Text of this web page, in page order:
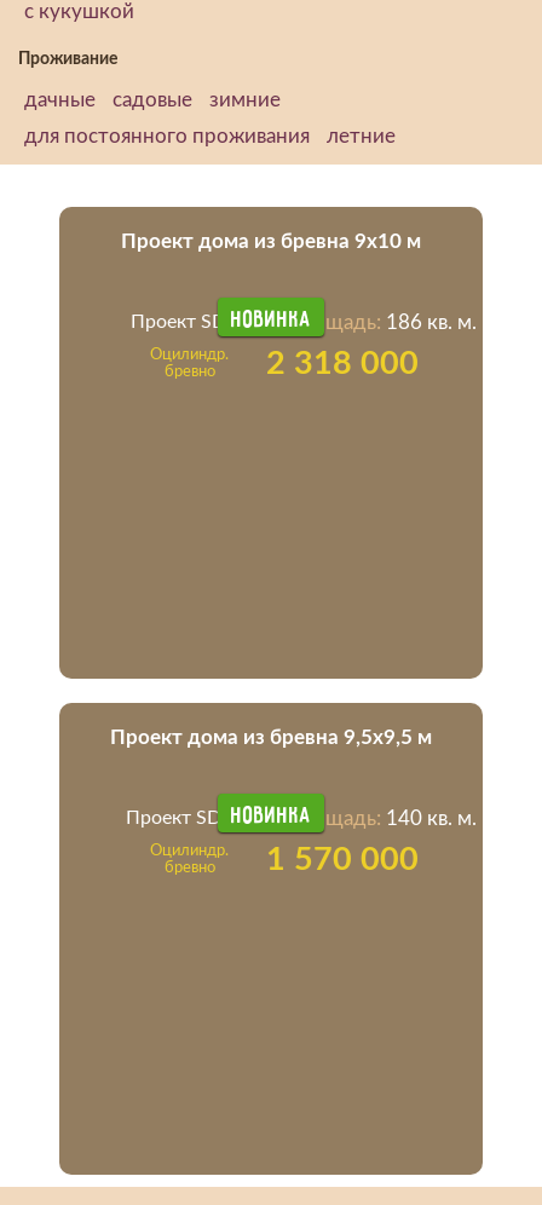
с кукушкой
Проживание
дачные садовые
зимние
для постоянного проживания
летние
Проект дома из бревна 9х10 м
Проект SD-7 Площадь: 186 кв. м.
Оцилиндр.
бревно
2 318 000
Новинка
Проект дома из бревна 9,5х9,5 м
Проект SD-24 Площадь: 140 кв. м.
Оцилиндр.
бревно
1 570 000
Новинка